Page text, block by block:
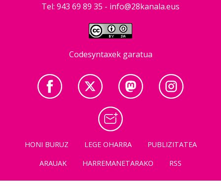
Tel: 943 69 89 35 - info@28kanala.eus
Codesyntaxek garatua
HONI BURUZ LEGE OHARRA
PUBLIZITATEA
ARAUAK
HARREMANETARAKO RSS